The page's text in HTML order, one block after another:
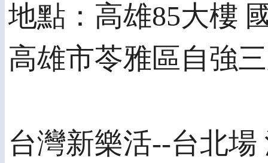
地點：高雄85大樓
高雄市苓雅區自強
台灣新樂活--台北